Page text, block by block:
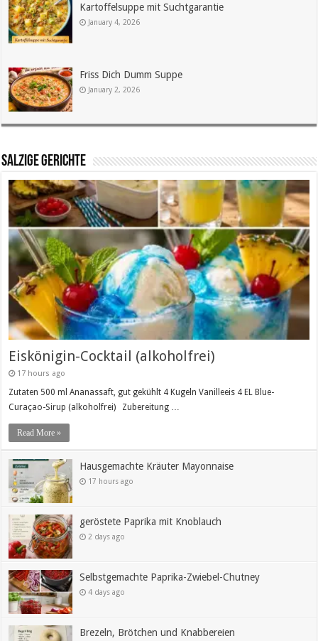
Kartoffelsuppe mit Suchtgarantie
January 4, 2026
Friss Dich Dumm Suppe
January 2, 2026
SALZIGE GERICHTE
Eiskönigin-Cocktail (alkoholfrei)
17 hours ago
Zutaten 500 ml Ananassaft, gut gekühlt 4 Kugeln Vanilleeis 4 EL Blue-
Curaçao-Sirup (alkoholfrei) Zubereitung …
Read More »
Hausgemachte Kräuter Mayonnaise
17 hours ago
geröstete Paprika mit Knoblauch
2 days ago
Selbstgemachte Paprika-Zwiebel-Chutney
4 days ago
Brezeln, Brötchen und Knabbereien